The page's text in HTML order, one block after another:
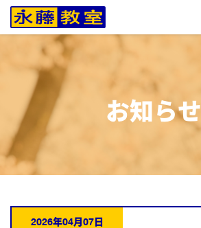
お知らせ
2026年04月07日